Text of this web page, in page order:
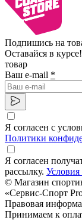
Подпишись на
Оставайся в
товар
Ваш e-mail *
Я согласен с
Политики
Я согласен
рассылку. Условия
© Магазин
«Сервис-Спорт
Правовая
Принимаем к